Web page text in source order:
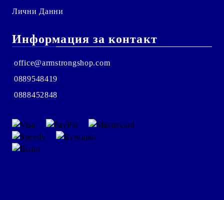
Лични Данни
Информация за контакт
office@armstrongshop.com
0889548419
0888452848